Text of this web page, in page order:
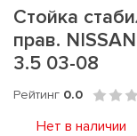
Стойка
прав.
3.5 03-08
Рейтинг 0.0
Нет в наличии